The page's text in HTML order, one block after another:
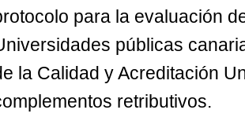
para la evaluación
públicas
la Calidad y Acreditación
retributivos.